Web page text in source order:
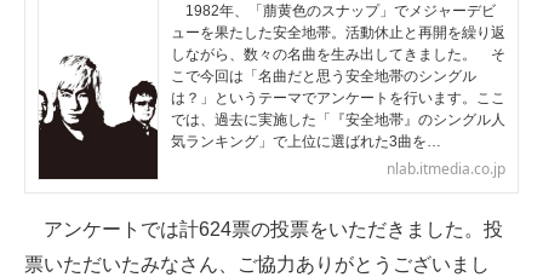
経営リーダーのコミュニティ
マーケ×ITの今がよく分かる
IT製品の技術・比較・事例
1982年、「萠黄色のスナップ」でメジャーデビ
ューを果たした安全地帯。活動休止と再開を繰り返
しながら、数々の名曲を生み出してきました。 そ
こで今回は「名曲だと思う安全地帯のシングル
は？」というテーマでアンケートを行います。ここ
では、過去に実施した「『安全地帯』のシングル人
気ランキング」で上位に選ばれた3曲を…
nlab.itmedia.co.jp
アンケートでは計624票の投票をいただきました。投
票いただいたみなさん、ご協力ありがとうございまし